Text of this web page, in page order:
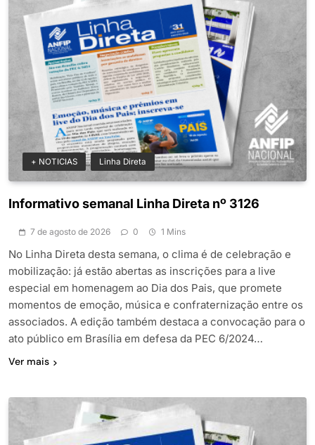
+ NOTICIAS Linha Direta
Informativo semanal Linha Direta nº 3126
7 de agosto de 2026 0 1 Mins
No Linha Direta desta semana, o clima é de celebração e
mobilização: já estão abertas as inscrições para a live
especial em homenagem ao Dia dos Pais, que promete
momentos de emoção, música e confraternização entre os
associados. A edição também destaca a convocação para o
ato público em Brasília em defesa da PEC 6/2024…
Ver mais